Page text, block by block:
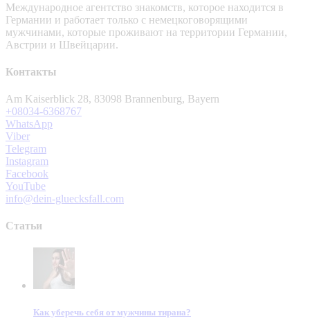
Международное агентство знакомств, которое находится в
Германии и работает только с немецкоговорящими
мужчинами, которые проживают на территории Германии,
Австрии и Швейцарии.
Контакты
Am Kaiserblick 28, 83098 Brannenburg, Bayern
+08034-6368767
WhatsApp
Viber
Telegram
Instagram
Facebook
YouTube
info@dein-gluecksfall.com
Статьи
Как уберечь себя от мужчины тирана?